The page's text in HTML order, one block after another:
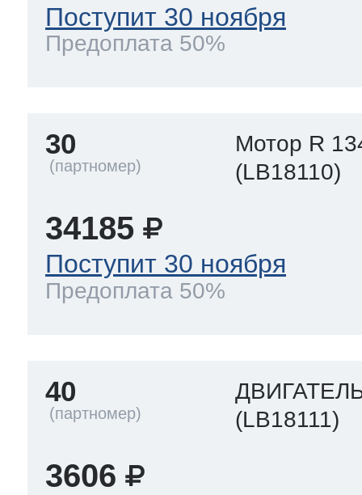
Поступит 30 ноября
Предоплата 50%
30
Мотор R
(LB18110)
34185
Поступит 30 ноября
Предоплата 50%
40
(LB18111)
3606